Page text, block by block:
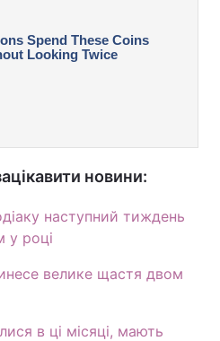
новини:
наступний тиждень
у році
велике щастя двом
в ці місяці, мають